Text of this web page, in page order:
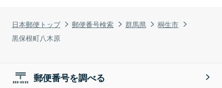
日本郵便トップ 郵便番号検索 群馬県
桐生市
黒保根町八木原
郵便番号を調べる